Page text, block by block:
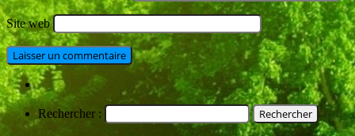
Site web
Rechercher :